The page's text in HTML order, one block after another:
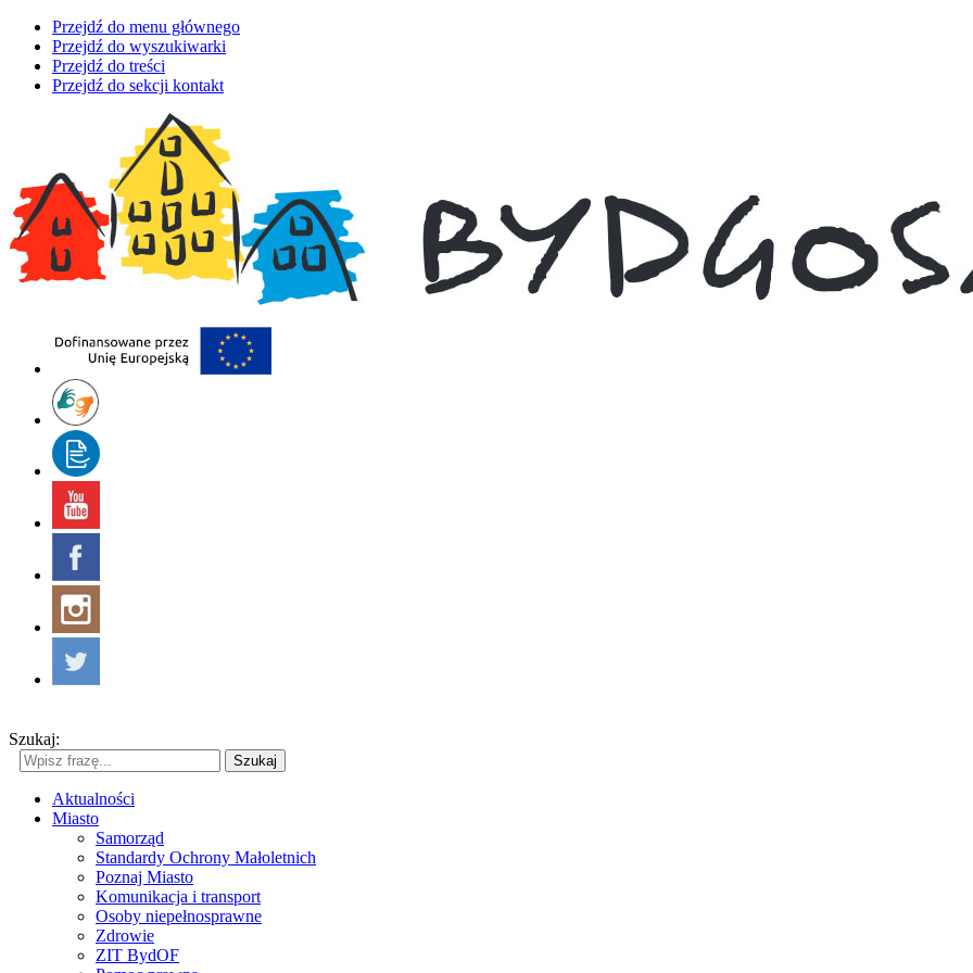
Przejdź do menu głównego
Przejdź do wyszukiwarki
Przejdź do treści
Przejdź do sekcji kontakt
Szukaj:
Szukaj
Aktualności
Miasto
Samorząd
Standardy Ochrony Małoletnich
Poznaj Miasto
Komunikacja i transport
Osoby niepełnosprawne
Zdrowie
ZIT BydOF